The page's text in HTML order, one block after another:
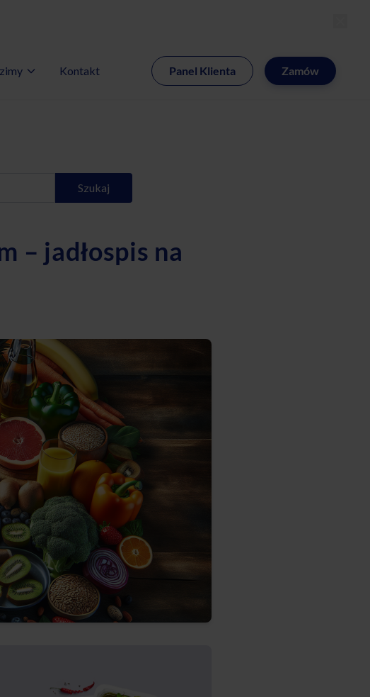
diet
Kontakt Panel Klienta Zamów
Szukaj
– jadłospis na